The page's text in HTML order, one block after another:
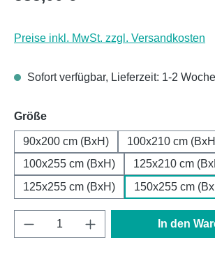
Preise inkl. MwSt. zzgl. Versandkosten
Sofort verfügbar, Lieferzeit: 1-2
Größeauswählen
90x200 cm (BxH)
100x210 cm
100x255 cm (BxH)
125x210 cm
125x255 cm (BxH)
150x255 cm
Produkt Anzahl: Gib den
In den